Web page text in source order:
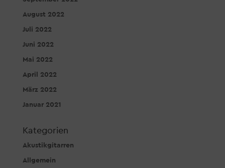
August 2022
Juli 2022
Juni 2022
Mai 2022
April 2022
März 2022
Januar 2021
Kategorien
Akustikgitarren
Allgemein